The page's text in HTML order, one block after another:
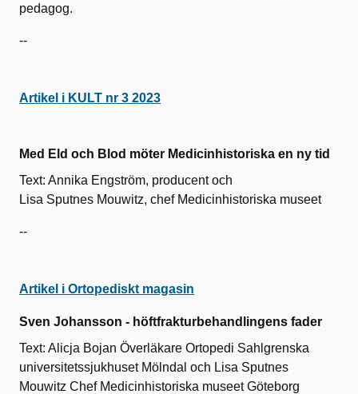
pedagog.
--
Artikel i KULT nr 3 2023
Med Eld och Blod möter Medicinhistoriska en ny tid
Text: Annika Engström, producent och
Lisa Sputnes Mouwitz, chef Medicinhistoriska museet
--
Artikel i Ortopediskt magasin
Sven Johansson - höftfrakturbehandlingens fader
Text: Alicja Bojan Överläkare Ortopedi Sahlgrenska
universitetssjukhuset Mölndal och Lisa Sputnes
Mouwitz Chef Medicinhistoriska museet Göteborg